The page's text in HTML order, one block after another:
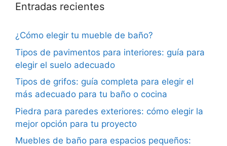
Entradas recientes
¿Cómo elegir tu mueble de baño?
Tipos de pavimentos para interiores: guía para
elegir el suelo adecuado
Tipos de grifos: guía completa para elegir el
más adecuado para tu baño o cocina
Piedra para paredes exteriores: cómo elegir la
mejor opción para tu proyecto
Muebles de baño para espacios pequeños: